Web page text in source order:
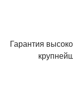
Гарантия